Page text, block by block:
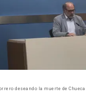
deseando la muerte de Chueca